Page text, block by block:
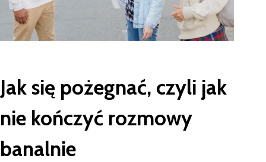
Jak się pożegnać, czyli jak
nie kończyć rozmowy
banalnie